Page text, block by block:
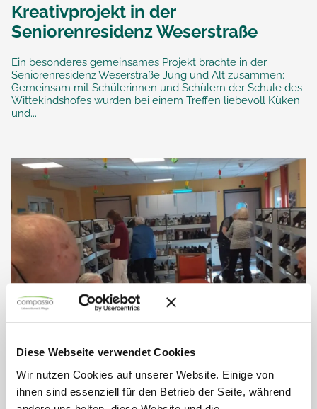
Diese Webseite verwendet Cookies
Wir nutzen Cookies auf unserer Website. Einige von
ihnen sind essenziell für den Betrieb der Seite, während
Kreativprojekt in der
Seniorenresidenz Weserstraße
Ein besonderes gemeinsames Projekt brachte in der
Seniorenresidenz Weserstraße Jung und Alt zusammen:
Gemeinsam mit Schülerinnen und Schülern der Schule des
Wittekindshofes wurden bei einem Treffen liebevoll Küken
und...
Schuh-Shopping in der
Seniorenresidenz Weserstraße